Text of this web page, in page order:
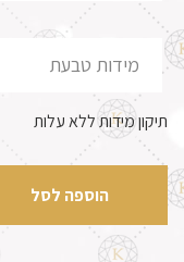
תיקון מידות ללא עלות
הוספה לסל